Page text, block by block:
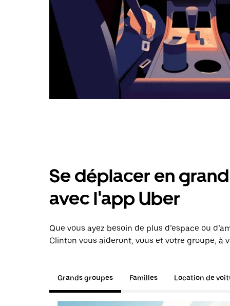
Se déplacer en
avec l'app Uber
Que vous ayez besoin de plus d’espace ou
Clinton vous aideront, vous et votre groupe, à
Grands groupes Familles Location de